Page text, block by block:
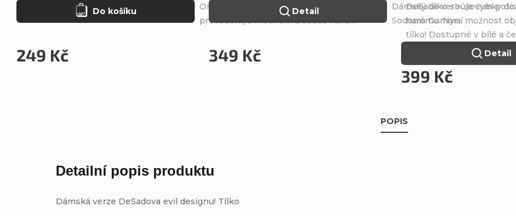
249 Kč
Do košíku
Originální černý zapalovač (zippo
provedení) s motivem DeSade Kuřák.
349 Kč
Detail
Dámský tílko s růžovym
Sodoma Gomora
399 Kč
Detail
DeSade verbuje čubky
harému. Nyní možnost
tílko! Dostupné v bílé a
POPIS
Detailní popis produktu
Dámská verze DeSadova evil designu! Tílko